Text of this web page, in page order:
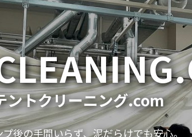
ントクリーニング.com
後の手間いらず、泥だらけでも安心。